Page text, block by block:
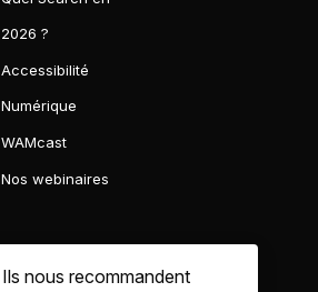
2026 ?
Accessibilité
Numérique
WAMcast
Nos webinaires
Ils nous recommandent